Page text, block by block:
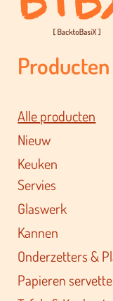
Producten
Alle producten
Nieuw
Keuken
Servies
Glaswerk
Kannen
Onderzetters &
Papieren